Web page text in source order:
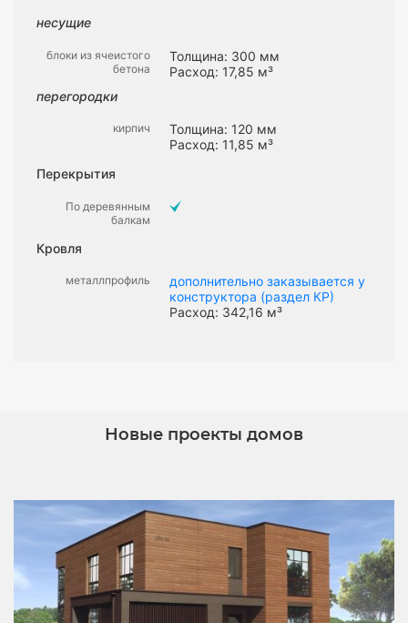
несущие
блоки из ячеистого
бетона
Толщина: 300 мм
Расход: 17,85 м³
перегородки
кирпич
Толщина: 120 мм
Расход: 11,85 м³
Перекрытия
По деревянным
балкам
Кровля
металлпрофиль
дополнительно заказывается у
конструктора (раздел КР)
Расход: 342,16 м³
Новые проекты домов